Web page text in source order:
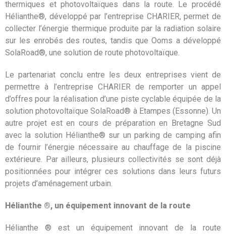
thermiques et photovoltaïques dans la route. Le procédé
Hélianthe®, développé par l’entreprise CHARIER, permet de
collecter l’énergie thermique produite par la radiation solaire
sur les enrobés des routes, tandis que Ooms a développé
SolaRoad®, une solution de route photovoltaïque.
Le partenariat conclu entre les deux entreprises vient de
permettre à l’entreprise CHARIER de remporter un appel
d’offres pour la réalisation d’une piste cyclable équipée de la
solution photovoltaïque SolaRoad® à Etampes (Essonne). Un
autre projet est en cours de préparation en Bretagne Sud
avec la solution Hélianthe® sur un parking de camping afin
de fournir l’énergie nécessaire au chauffage de la piscine
extérieure. Par ailleurs, plusieurs collectivités se sont déjà
positionnées pour intégrer ces solutions dans leurs futurs
projets d’aménagement urbain.
Hélianthe ®, un équipement innovant de la route
Hélianthe ® est un équipement innovant de la route